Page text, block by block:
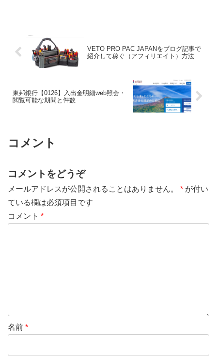
VETO PRO PAC JAPANをブログ記事で
紹介して稼ぐ（アフィリエイト）方法
東邦銀行【0126】入出金明細web照会・
閲覧可能な期間と件数
コメント
コメントをどうぞ
メールアドレスが公開されることはありません。 * が付い
ている欄は必須項目です
コメント *
名前 *